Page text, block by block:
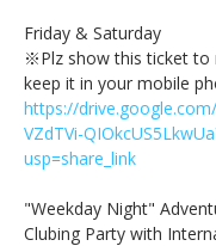
Friday & Saturday
※Plz show this ticket to
keep it in your mobile
https://
VZdTVi-
usp=share_link
"Weekday Night"
Clubing Party with